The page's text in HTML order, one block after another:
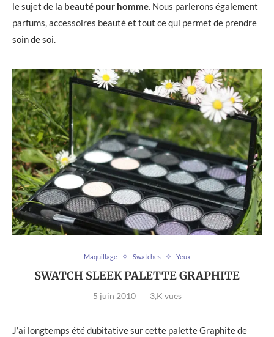
le sujet de la beauté pour homme. Nous parlerons également
parfums, accessoires beauté et tout ce qui permet de prendre
soin de soi.
Maquillage Swatches Yeux
SWATCH SLEEK PALETTE GRAPHITE
5 juin 2010 3,K vues
J’ai longtemps été dubitative sur cette palette Graphite de